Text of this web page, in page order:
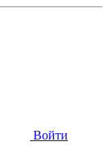
Войти